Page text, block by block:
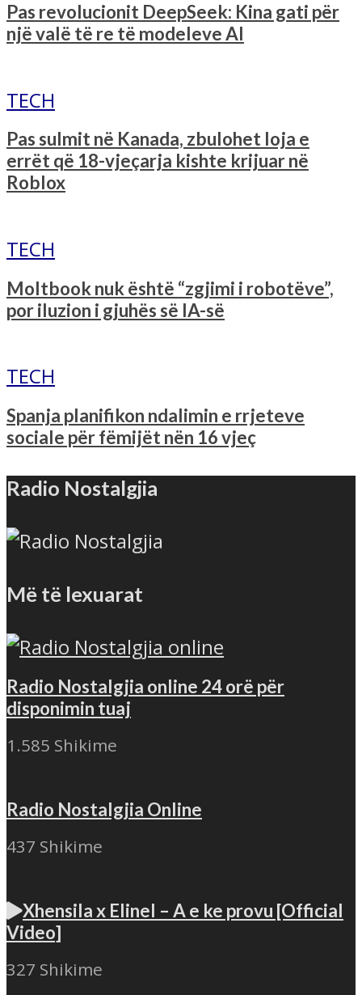
Pas revolucionit DeepSeek: Kina gati për
një valë të re të modeleve AI
TECH
Pas sulmit në Kanada, zbulohet loja e
errët që 18-vjeçarja kishte krijuar në
Roblox
TECH
Moltbook nuk është “zgjimi i robotëve”,
por iluzion i gjuhës së IA-së
TECH
Spanja planifikon ndalimin e rrjeteve
sociale për fëmijët nën 16 vjeç
Radio Nostalgjia
Më të lexuarat
Radio Nostalgjia online 24 orë për
disponimin tuaj
1.585 Shikime
Radio Nostalgjia Online
437 Shikime
Xhensila x Elinel – A e ke provu [Official
Video]
327 Shikime